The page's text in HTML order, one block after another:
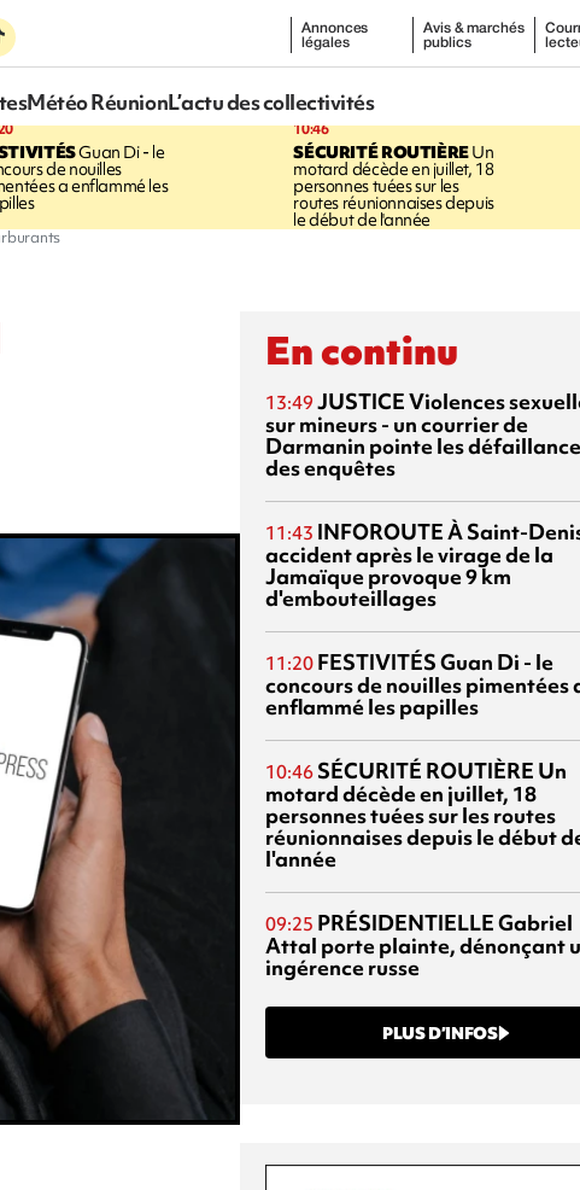
Annonces
légales
Avis & marchés
publics
Météo RéunionL’actu des collectivités
Guan Di - le
de nouilles
a enflammé les
10:46
SÉCURITÉ ROUTIÈREUn
motard décède en juillet, 18
personnes tuées sur les
routes réunionnaises depuis
le début de l'année
En continu
13:49 JUSTICEViolences
sur mineurs - un courrier de
Darmanin pointe les
des enquêtes
11:43 INFOROUTEÀ Saint-
accident après le virage de la
Jamaïque provoque 9 km
d'embouteillages
11:20 FESTIVITÉSGuan Di - le
concours de nouilles pimentées
enflammé les papilles
10:46 SÉCURITÉ ROUTIÈRE Un
motard décède en juillet, 18
personnes tuées sur les routes
réunionnaises depuis le début
l'année
09:25 PRÉSIDENTIELLEGabriel
Attal porte plainte, dénonçant
ingérence russe
PLUS D’INFOS